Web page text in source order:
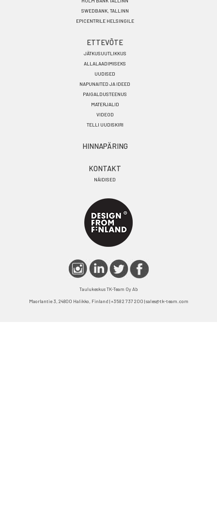
SWEDBANK, TALLINN
EPICENTRILE HELSINGILE
ETTEVÕTE
JÄTKUSUUTLIKKUS
ALLALAADIMISEKS
UUDISED
NAPUNAITED JA IDEED
PAIGALDUSTEENUS
MATERJALID
VIDEOD
TELLI UUDISKIRI
HINNAPÄRING
KONTAKT
NÄIDISED
Taulukeskus TK-Team Oy Ab
Maorlantie 3, 24800 Halikko, Finland | +358 2 737 200 | sales@tk-team.com